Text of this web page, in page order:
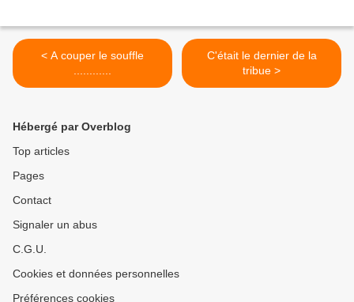
< A couper le souffle
C'était le dernier de la
tribue >
Hébergé par Overblog
Top articles
Pages
Contact
Signaler un abus
C.G.U.
Cookies et données personnelles
Préférences cookies